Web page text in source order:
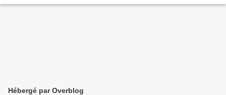
Hébergé par Overblog